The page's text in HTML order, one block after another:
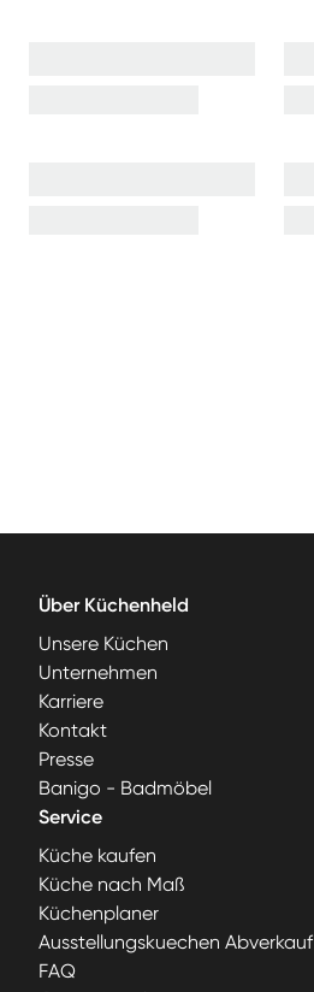
Über Küchenheld
Unsere Küchen
Unternehmen
Karriere
Kontakt
Presse
Banigo - Badmöbel
Service
Küche kaufen
Küche nach Maß
Küchenplaner
Ausstellungskuechen Abverkauf
FAQ